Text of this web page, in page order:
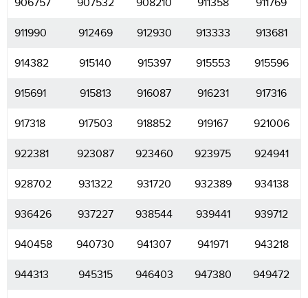
906757 907532 908210 911358 911769
911990 912469 912930 913333 913681
914382 915140 915397 915553 915596
915691 915813 916087 916231 917316
917318 917503 918852 919167 921006
922381 923087 923460 923975 924941
928702 931322 931720 932389 934138
936426 937227 938544 939441 939712
940458 940730 941307 941971 943218
944313 945315 946403 947380 949472